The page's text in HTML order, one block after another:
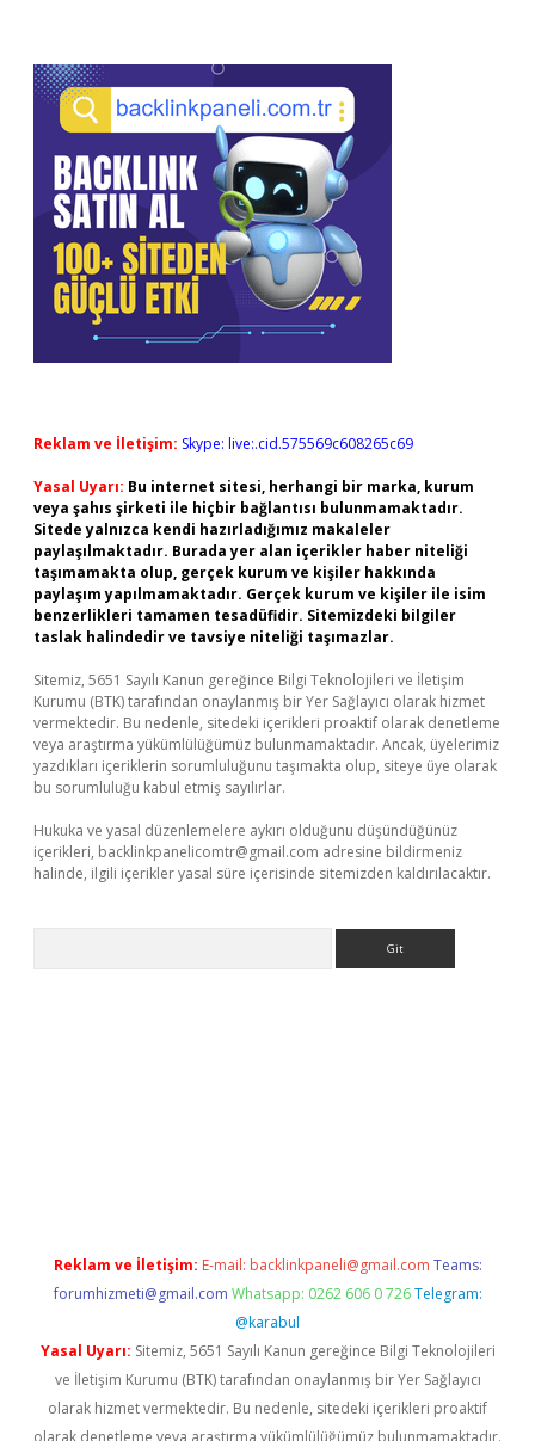
Reklam ve İletişim: Skype: live:.cid.575569c608265c69
Yasal Uyarı: Bu internet sitesi, herhangi bir marka, kurum
veya şahıs şirketi ile hiçbir bağlantısı bulunmamaktadır.
Sitede yalnızca kendi hazırladığımız makaleler
paylaşılmaktadır. Burada yer alan içerikler haber niteliği
taşımamakta olup, gerçek kurum ve kişiler hakkında
paylaşım yapılmamaktadır. Gerçek kurum ve kişiler ile isim
benzerlikleri tamamen tesadüfidir. Sitemizdeki bilgiler
taslak halindedir ve tavsiye niteliği taşımazlar.
Sitemiz, 5651 Sayılı Kanun gereğince Bilgi Teknolojileri ve İletişim
Kurumu (BTK) tarafından onaylanmış bir Yer Sağlayıcı olarak hizmet
vermektedir. Bu nedenle, sitedeki içerikleri proaktif olarak denetleme
veya araştırma yükümlülüğümüz bulunmamaktadır. Ancak, üyelerimiz
yazdıkları içeriklerin sorumluluğunu taşımakta olup, siteye üye olarak
bu sorumluluğu kabul etmiş sayılırlar.
Hukuka ve yasal düzenlemelere aykırı olduğunu düşündüğünüz
içerikleri, backlinkpanelicomtr@gmail.com adresine bildirmeniz
halinde, ilgili içerikler yasal süre içerisinde sitemizden kaldırılacaktır.
Reklam ve İletişim: E-mail: backlinkpaneli@gmail.com Teams:
forumhizmeti@gmail.com Whatsapp: 0262 606 0 726 Telegram:
@karabul
Yasal Uyarı: Sitemiz, 5651 Sayılı Kanun gereğince Bilgi Teknolojileri
ve İletişim Kurumu (BTK) tarafından onaylanmış bir Yer Sağlayıcı
olarak hizmet vermektedir. Bu nedenle, sitedeki içerikleri proaktif
olarak denetleme veya araştırma yükümlülüğümüz bulunmamaktadır.